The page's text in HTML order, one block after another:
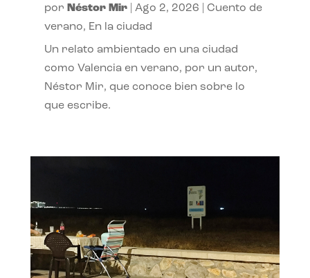
por Néstor Mir| Ago 2, 2026
Cuento de
verano, En la ciudad
Un relato ambientado en una ciudad
como Valencia en verano, por un autor,
Néstor Mir, que conoce bien sobre lo
que escribe.